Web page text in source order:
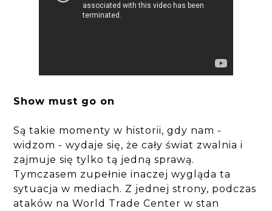
Show must go on
Są takie momenty w historii, gdy nam -
widzom - wydaje się, że cały świat zwalnia i
zajmuje się tylko tą jedną sprawą.
Tymczasem zupełnie inaczej wygląda ta
sytuacja w mediach. Z jednej strony, podczas
ataków na World Trade Center w stan